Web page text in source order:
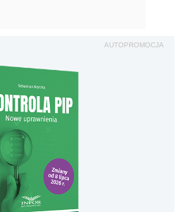
AUTOPROMOCJA